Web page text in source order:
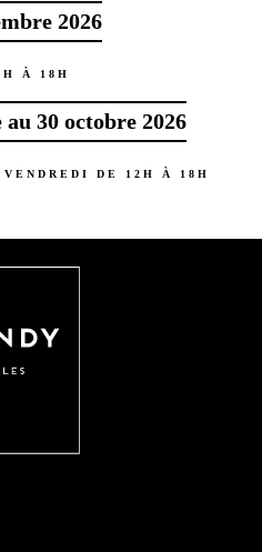
2026
À 18H
30 octobre 2026
DE 12H À 18H